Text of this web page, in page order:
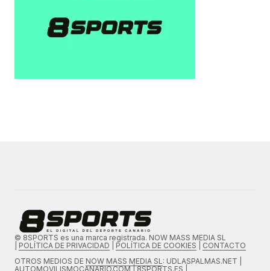
© 8SPORTS es una marca registrada. NOW MASS MEDIA SL
POLÍTICA DE PRIVACIDAD POLÍTICA DE COOKIES
CONTACTO
OTROS MEDIOS DE NOW MASS MEDIA SL: UDLASPALMAS.NET |
AUTOMOVILISMOCANARIO.COM | 8SPORTS.ES |